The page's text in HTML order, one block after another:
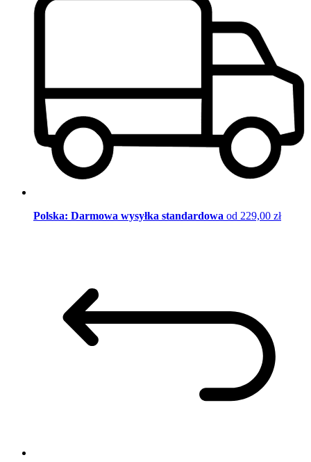
Polska: Darmowa wysyłka standardowa od 229,00 zł